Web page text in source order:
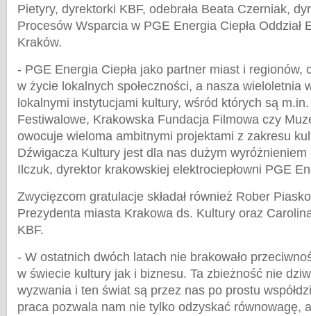
Pietyry, dyrektorki KBF, odebrała Beata Czerniak,
Procesów Wsparcia w PGE Energia Ciepła Oddział
Kraków.
- PGE Energia Ciepła jako partner miast i regionów,
w życie lokalnych społeczności, a nasza wieloletnia
lokalnymi instytucjami kultury, wśród których są
Festiwalowe, Krakowska Fundacja Filmowa czy
owocuje wieloma ambitnymi projektami z zakresu
Dźwigacza Kultury jest dla nas dużym wyróżnieniem
Ilczuk, dyrektor krakowskiej elektrociepłowni PGE
Zwycięzcom gratulacje składał również Rober
Prezydenta miasta Krakowa ds. Kultury oraz
KBF.
- W ostatnich dwóch latach nie brakowało
w świecie kultury jak i biznesu. Ta zbieżność nie
wyzwania i ten świat są przez nas po prostu
praca pozwala nam nie tylko odzyskać równowagę,